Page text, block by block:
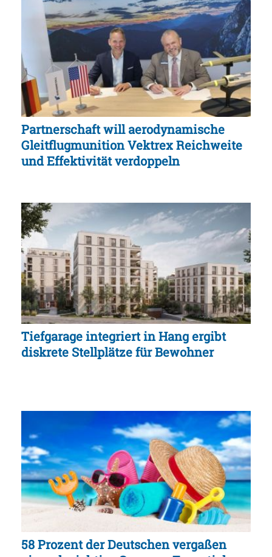
Partnerschaft will aerodynamische
Gleitflugmunition Vektrex Reichweite
und Effektivität verdoppeln
Tiefgarage integriert in Hang ergibt
diskrete Stellplätze für Bewohner
58 Prozent der Deutschen vergaßen